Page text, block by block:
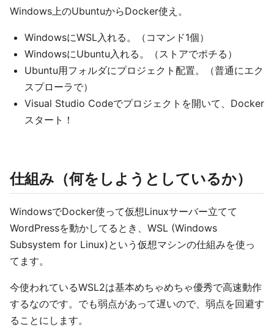
Windows上のUbuntuからDocker使え。
WindowsにWSL入れる。（コマンド1個）
WindowsにUbuntu入れる。（ストアでポチる）
Ubuntu用フォルダにプロジェクト配置。（普通にエク
スプローラで）
Visual Studio Codeでプロジェクトを開いて、Docker
スタート！
仕組み（何をしようとしているか）
WindowsでDocker使って仮想Linuxサーバー立てて
WordPressを動かしてるとき、WSL (Windows
Subsystem for Linux)という仮想マシンの仕組みを使っ
てます。
今使われているWSL2は基本めちゃめちゃ優秀で高速動作
するなのです。でも弱点があって遅いので、弱点を回避す
ることにします。